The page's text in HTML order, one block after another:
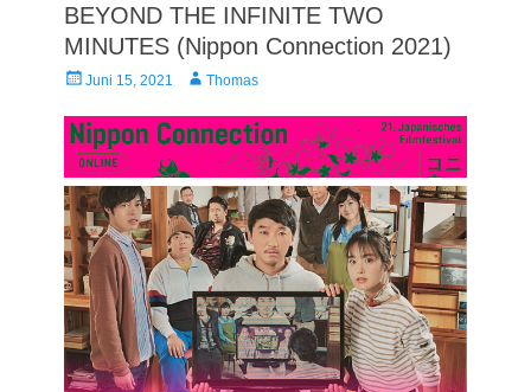
BEYOND THE INFINITE TWO
MINUTES (Nippon Connection 2021)
Veröffentlicht
Juni 15, 2021 AutorThomas